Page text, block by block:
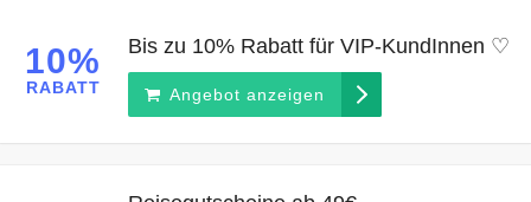
10%
RABATT
Bis zu 10% Rabatt für VIP-KundInnen ♡
Angebot anzeigen